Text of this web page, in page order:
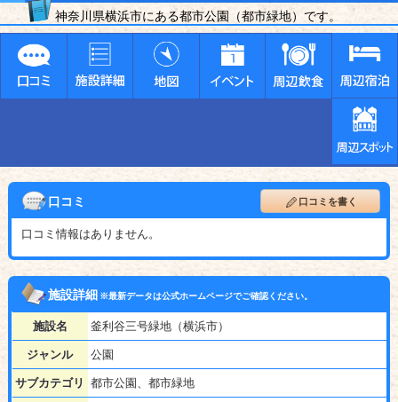
神奈川県横浜市にある都市公園（都市緑地）です。
口コミ 口コミを書く
口コミ情報はありません。
施設詳細※最新データは公式ホームページでご確認ください。
施設名 釜利谷三号緑地（横浜市）
ジャンル 公園
サブカテゴリ 都市公園、都市緑地